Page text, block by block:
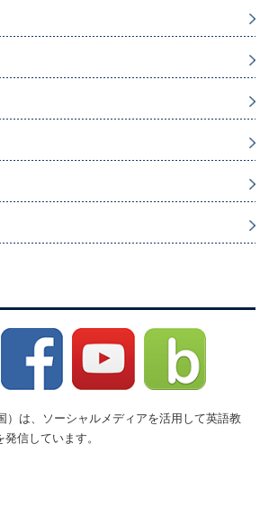
）は、ソーシャルメディアを活用して英語教
信しています。